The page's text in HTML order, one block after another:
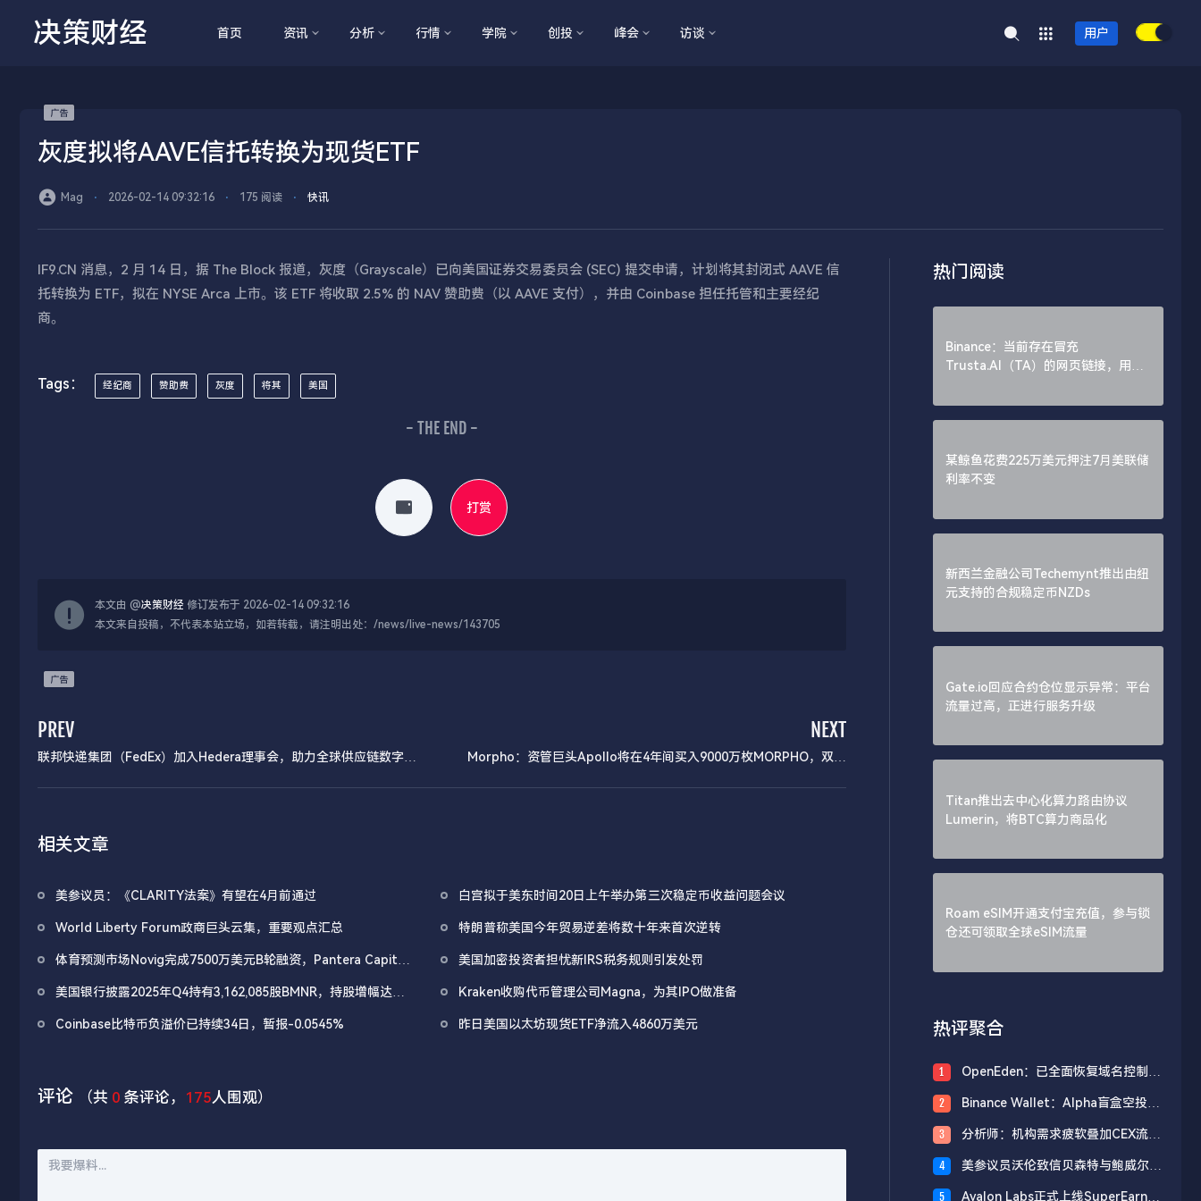
决策财经 首页 资讯 分析 行情 学院 创投 峰会 访谈 用户
灰度拟将AAVE信托转换为现货ETF
Mag ⋅ 2026-02-14 09:32:16 ⋅ 175 阅读 ⋅ 快讯
IF9.CN 消息，2 月 14 日，据 The Block 报道，灰度（Grayscale）已向美国证券交易委员会 (SEC) 提交申请，计划将其封闭式 AAVE 信
托转换为 ETF，拟在 NYSE Arca 上市。该 ETF 将收取 2.5% 的 NAV 赞助费（以 AAVE 支付），并由 Coinbase 担任托管和主要经纪
商。
Tags： 经纪商 赞助费 灰度 将其 美国
- THE END -
打赏
本文由 @决策财经 修订发布于 2026-02-14 09:32:16
本文来自投稿，不代表本站立场，如若转载，请注明出处：/news/live-news/143705
PREV
联邦快递集团（FedEx）加入Hedera理事会，助力全球供应链数字化
NEXT
Morpho：资管巨头Apollo将在4年间买入9000万枚MORPHO，双方
相关文章
美参议员：《CLARITY法案》有望在4月前通过 白宫拟于美东时间20日上午举办第三次稳定币收益问题会议
World Liberty Forum政商巨头云集，重要观点汇总 特朗普称美国今年贸易逆差将数十年来首次逆转
体育预测市场Novig完成7500万美元B轮融资，Pantera Capital
美国加密投资者担忧新IRS税务规则引发处罚
美国银行披露2025年Q4持有3,162,085股BMNR，持股增幅达
Kraken收购代币管理公司Magna，为其IPO做准备
Coinbase比特币负溢价已持续34日，暂报-0.0545% 昨日美国以太坊现货ETF净流入4860万美元
评论 （共 0 条评论， 175人围观）
热门阅读
Binance：当前存在冒充
Trusta.AI（TA）的网页链接，用户
某鲸鱼花费225万美元押注7月美联储
利率不变
新西兰金融公司Techemynt推出由纽
元支持的合规稳定币NZDs
Gate.io回应合约仓位显示异常：平台
流量过高，正进行服务升级
Titan推出去中心化算力路由协议
Lumerin，将BTC算力商品化
Roam eSIM开通支付宝充值，参与锁
仓还可领取全球eSIM流量
热评聚合
1
OpenEden：已全面恢复域名控制，
2
Binance Wallet：Alpha盲盒空投将
分
3
分析师：机构需求疲软叠加CEX流入
4
美参议员沃伦致信贝森特与鲍威尔，
5 Avalon Labs正式上线SuperEarn理